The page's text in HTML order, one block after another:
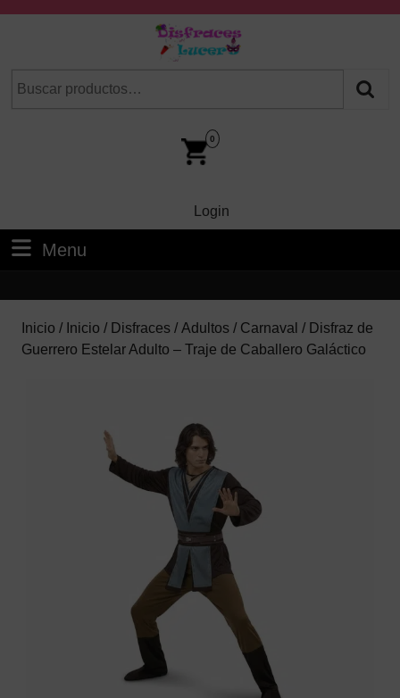
Cuando hay resultados autocompletados, puedes utilizar
0
LoginLogin
Menu
Inicio / Inicio / Disfraces / Adultos / Carnaval / Disfraz de
Guerrero Estelar Adulto – Traje de Caballero Galáctico